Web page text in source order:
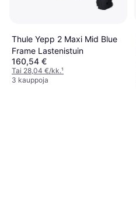
Thule Yepp 2 Maxi Mid Blue
Frame Lastenistuin
160,54 €
Tai 28,04 €/kk.¹
3 kauppoja